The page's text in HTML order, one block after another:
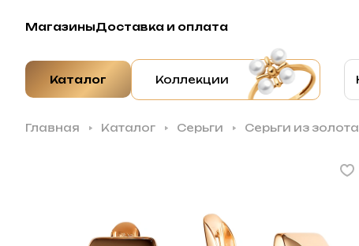
МагазиныДоставка и оплата
Каталог Коллекции
Главная Каталог Серьги Серьги из